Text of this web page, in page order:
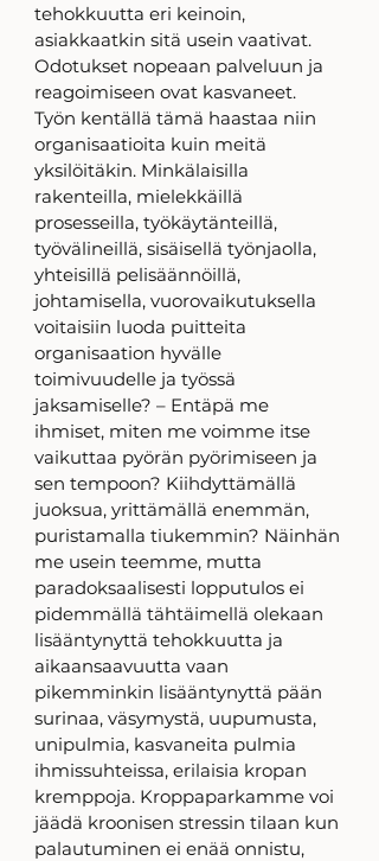
tehokkuutta eri keinoin,
asiakkaatkin sitä usein vaativat.
Odotukset nopeaan palveluun ja
reagoimiseen ovat kasvaneet.
Työn kentällä tämä haastaa niin
organisaatioita kuin meitä
yksilöitäkin. Minkälaisilla
rakenteilla, mielekkäillä
prosesseilla, työkäytänteillä,
työvälineillä, sisäisellä työnjaolla,
yhteisillä pelisäännöillä,
johtamisella, vuorovaikutuksella
voitaisiin luoda puitteita
organisaation hyvälle
toimivuudelle ja työssä
jaksamiselle? – Entäpä me
ihmiset, miten me voimme itse
vaikuttaa pyörän pyörimiseen ja
sen tempoon? Kiihdyttämällä
juoksua, yrittämällä enemmän,
puristamalla tiukemmin? Näinhän
me usein teemme, mutta
paradoksaalisesti lopputulos ei
pidemmällä tähtäimellä olekaan
lisääntynyttä tehokkuutta ja
aikaansaavuutta vaan
pikemminkin lisääntynyttä pään
surinaa, väsymystä, uupumusta,
unipulmia, kasvaneita pulmia
ihmissuhteissa, erilaisia kropan
kremppoja. Kroppaparkamme voi
jäädä kroonisen stressin tilaan kun
palautuminen ei enää onnistu,